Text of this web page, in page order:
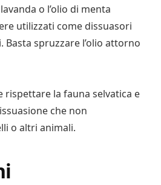
o l’olio di menta
utilizzati come dissuasori
Basta spruzzare l’olio attorno
rispettare la fauna selvatica e
che non
o altri animali.